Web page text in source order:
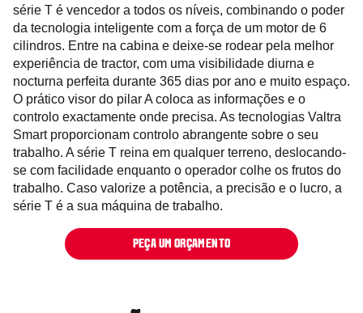
série T é vencedor a todos os níveis, combinando o poder
da tecnologia inteligente com a força de um motor de 6
cilindros. Entre na cabina e deixe-se rodear pela melhor
experiência de tractor, com uma visibilidade diurna e
nocturna perfeita durante 365 dias por ano e muito espaço.
O prático visor do pilar A coloca as informações e o
controlo exactamente onde precisa. As tecnologias Valtra
Smart proporcionam controlo abrangente sobre o seu
trabalho. A série T reina em qualquer terreno, deslocando-
se com facilidade enquanto o operador colhe os frutos do
trabalho. Caso valorize a potência, a precisão e o lucro, a
série T é a sua máquina de trabalho.
PEÇA UM ORÇAMENTO